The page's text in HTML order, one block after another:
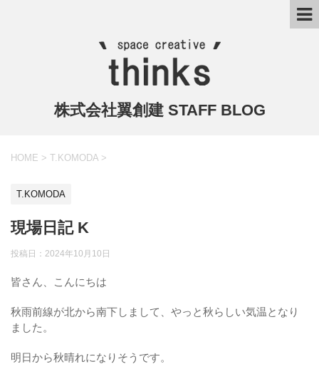
株式会社翼創建 STAFF BLOG
HOME > T.KOMODA >
T.KOMODA
現場日記 K
投稿日： 2024年10月10日
皆さん、こんにちは
秋雨前線が北から南下しまして、やっと秋らしい気温となり
ました。
明日から秋晴れになりそうです。